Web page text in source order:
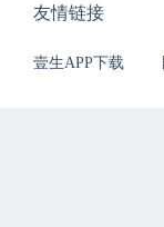
友情链接
壹生APP下载